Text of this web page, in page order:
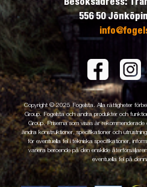
Besöksadress:
556 50
Copyright © 2025 Fogelsta. Alla rättigheter
Group. Fogelsta och andra produkter och
Group. Priserna som visas är
ändra konstruktioner, specifikationer och
för eventuella fel i tekniska specifikationer,
variera beroende på den enskilde
eventuella fel på